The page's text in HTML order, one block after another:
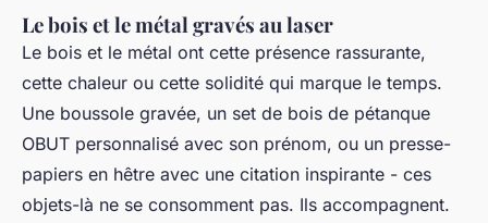
Le bois et le métal gravés au laser
Le bois et le métal ont cette présence rassurante,
cette chaleur ou cette solidité qui marque le temps.
Une boussole gravée, un set de bois de pétanque
OBUT personnalisé avec son prénom, ou un presse-
papiers en hêtre avec une citation inspirante - ces
objets-là ne se consomment pas. Ils accompagnent.